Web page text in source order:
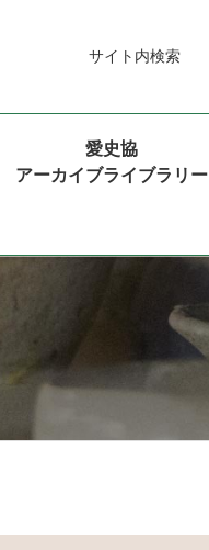
サイト内検索
愛史協
アーカイブライブラリー